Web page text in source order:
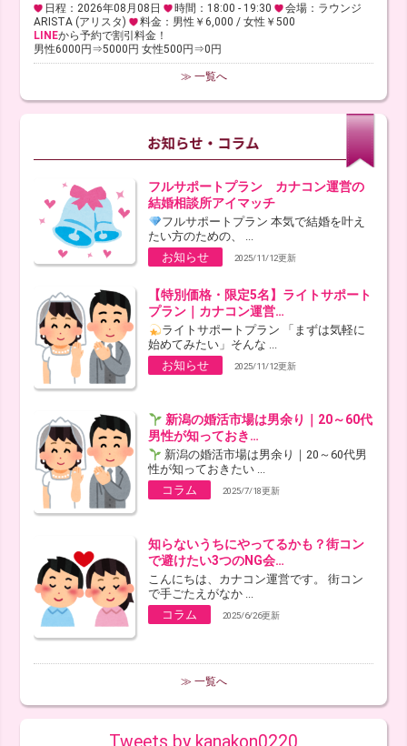
日程：2026年08月08日 時間：18:00 - 19:30
会場：ラウンジ
ARISTA (アリスタ)
料金：男性￥6,000 / 女性￥500
LINEから予約で割引料金！
男性6000円⇒5000円 女性500円⇒0円
≫ 一覧へ
フルサポートプラン カナコン運営の
結婚相談所アイマッチ
フルサポートプラン 本気で結婚を叶え
たい方のための、 ...
お知らせ
2025/11/12更新
【特別価格・限定5名】ライトサポート
プラン｜カナコン運営…
ライトサポートプラン 「まずは気軽に
始めてみたい」そんな ...
お知らせ
2025/11/12更新
新潟の婚活市場は男余り｜20～60代
男性が知っておき…
新潟の婚活市場は男余り｜20～60代男
性が知っておきたい ...
コラム
2025/7/18更新
知らないうちにやってるかも？街コン
で避けたい3つのNG会…
こんにちは、カナコン運営です。 街コン
で手ごたえがなか ...
コラム
2025/6/26更新
≫ 一覧へ